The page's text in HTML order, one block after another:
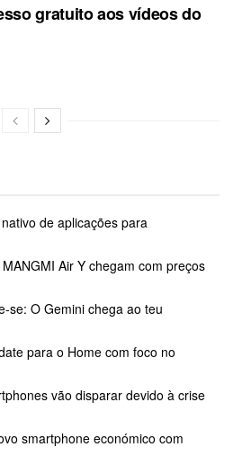
gratuito aos vídeos do
de aplicações para
Air Y chegam com preços
se: O Gemini chega ao teu
para o Home com foco no
vão disparar devido à crise
smartphone económico com